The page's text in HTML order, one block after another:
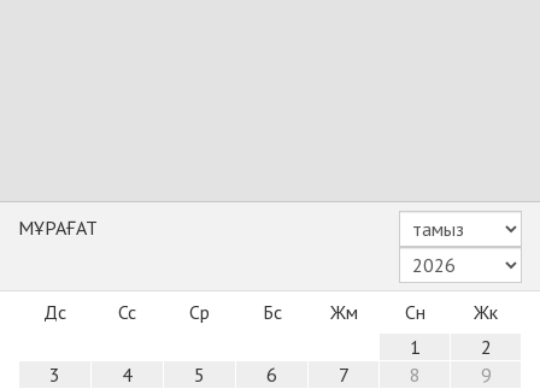
МҰРАҒАТ
Дс Сс Ср Бс Жм Сн
Жк
1
2
3
4 5 6 7 8
9